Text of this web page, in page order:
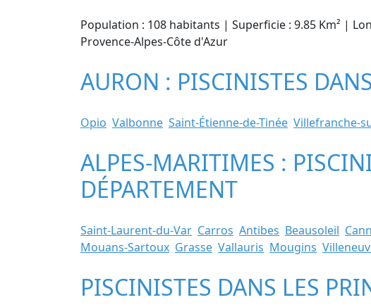
Population : 108 habitants | Superficie : 9.85 Km² |
Provence-Alpes-Côte d'Azur
AURON : PISCINISTES
Opio Valbonne Saint-Étienne-de-Tinée Villefranche-
ALPES-MARITIMES :
DÉPARTEMENT
Saint-Laurent-du-Var Carros Antibes Beausoleil
Mouans-Sartoux Grasse Vallauris Mougins
PISCINISTES DANS LES